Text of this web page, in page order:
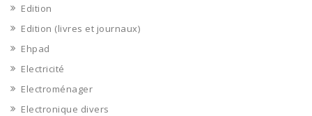
Edition
Edition (livres et journaux)
Ehpad
Electricité
Electroménager
Electronique divers